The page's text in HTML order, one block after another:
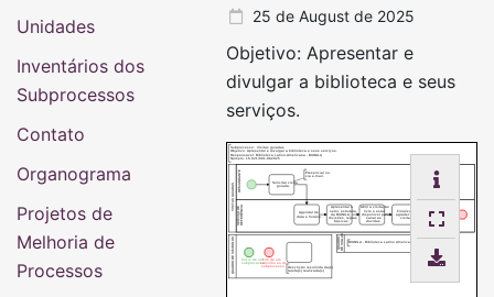
25 de August de 2025
Objetivo: Apresentar e
divulgar a biblioteca e seus
serviços.
VISITAS GUIADAS
SERVIÇO DEREFERÊNCIA
DEMANDANTE
Solicitar visita
guiada.
Agendar de
data e horário.
Apresentar o
setor, estrutura
da BIUNILA,
divisões, regras
básicas.
Abrir a visitação
livre e estar
disponível para
dúvidas.
Finalizar e
agradecer a
visita.
numero de
visitante para
Presencial ou
via e-mail.
QUADRO DE SIMBOLOS Início de um
subprocesso
Fim de um
caminho ou do
subprocesso
Descrição resumida da(s)
tarefa(s) realizada(s)
QUADRODE SIGLAS BIUNILA - Biblioteca Latino Americana
Subprocesso: Visitas guiadas
Objetivo: Apresentar e divulgar a biblioteca e seus serviços.
Responsável: Biblioteca Latino-Americana - BIUNILA
Número: 16.021/001-082025
Unidades
Inventários dos
Subprocessos
Contato
Organograma
Projetos de
Melhoria de
Processos